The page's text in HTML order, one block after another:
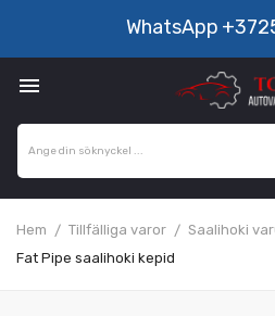
WhatsApp

Hem Tillfälliga varor
Saalihoki
Fat Pipe saalihoki kepid